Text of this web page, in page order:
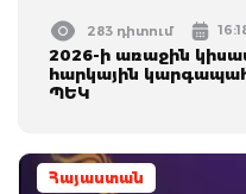
283 դիտում
2026-ի առաջին
հարկային
ՊԵԿ
Հայաստան